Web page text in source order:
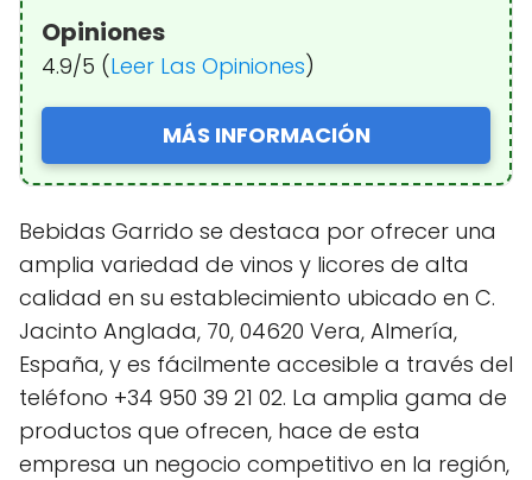
Opiniones
4.9/5 (Leer Las Opiniones)
MÁS INFORMACIÓN
Bebidas Garrido se destaca por ofrecer una
amplia variedad de vinos y licores de alta
calidad en su establecimiento ubicado en C.
Jacinto Anglada, 70, 04620 Vera, Almería,
España, y es fácilmente accesible a través del
teléfono +34 950 39 21 02. La amplia gama de
productos que ofrecen, hace de esta
empresa un negocio competitivo en la región,